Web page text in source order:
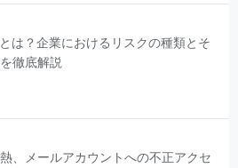
は？企業におけるリスクの種類とそ
徹底解説
、メールアカウントへの不正アクセ